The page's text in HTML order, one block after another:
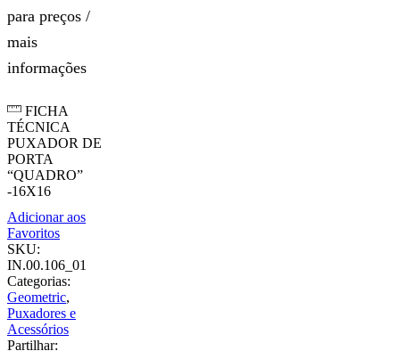
para preços /
mais
informações
FICHA
TÉCNICA
PUXADOR DE
PORTA
“QUADRO”
-16X16
Adicionar aos
Favoritos
SKU:
IN.00.106_01
Categorias:
Geometric,
Puxadores e
Acessórios
Partilhar: